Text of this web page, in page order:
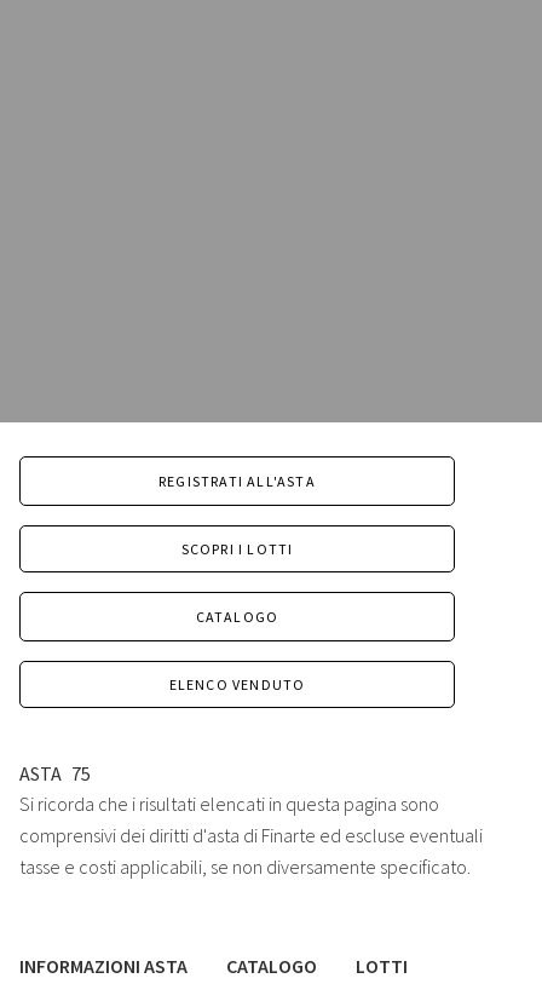
REGISTRATI ALL'ASTA
SCOPRI I LOTTI
CATALOGO
ELENCO VENDUTO
ASTA 75
Si ricorda che i risultati elencati in questa pagina sono
comprensivi dei diritti d'asta di Finarte ed escluse eventuali
tasse e costi applicabili, se non diversamente specificato.
INFORMAZIONI ASTA CATALOGO LOTTI